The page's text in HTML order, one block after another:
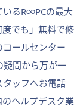
いるR∞PCの最大
でも」無料で修
ールセンター
疑問から万が一
ッフへお電話
ヘルプデスク業